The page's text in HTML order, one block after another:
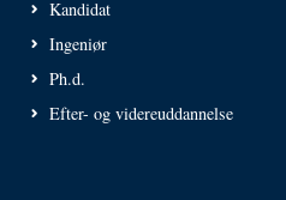
Kandidat
Ingeniør
Ph.d.
Efter- og videreuddannelse